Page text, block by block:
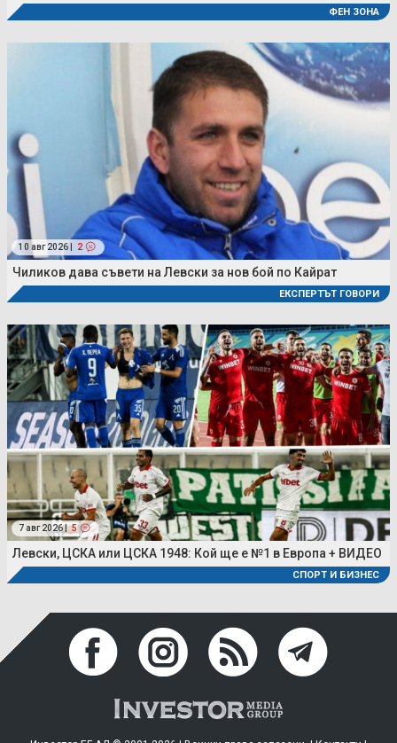
ФЕН ЗОНА
10 авг 2026 | 2
Чиликов дава съвети на Левски за нов бой по Кайрат
ЕКСПЕРТЪТ ГОВОРИ
7 авг 2026 | 5
Левски, ЦСКА или ЦСКА 1948: Кой ще е №1 в Европа + ВИДЕО
СПОРТ И БИЗНЕС